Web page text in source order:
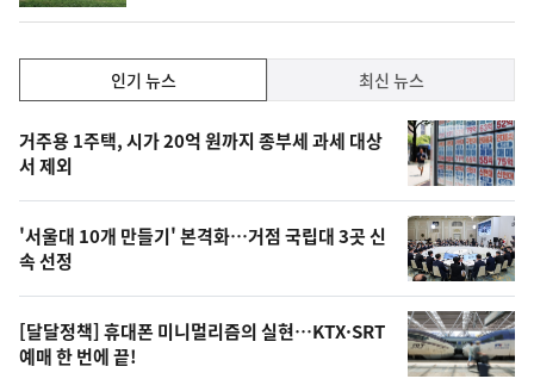
기,
최
신,
오
늘
의
영
상
인기 뉴스 최신 뉴스
기
뉴
스
거주용 1주택, 시가 20억 원까지 종부세 과세 대상
서 제외
'서울대 10개 만들기' 본격화…거점 국립대 3곳 신
속 선정
[달달정책] 휴대폰 미니멀리즘의 실현…KTX·SRT
예매 한 번에 끝!